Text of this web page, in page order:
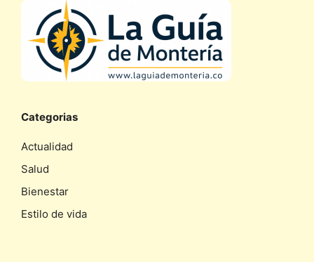
Categorias
Actualidad
Salud
Bienestar
Estilo de vida